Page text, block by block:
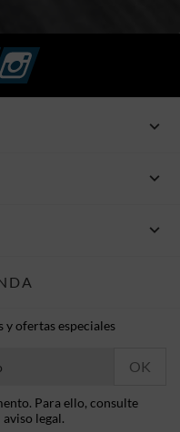
Instagram



y ofertas especiales
Para ello, consulte
legal.